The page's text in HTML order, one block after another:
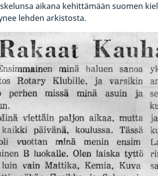
aikana kehittämään suomen
lehden arkistosta.